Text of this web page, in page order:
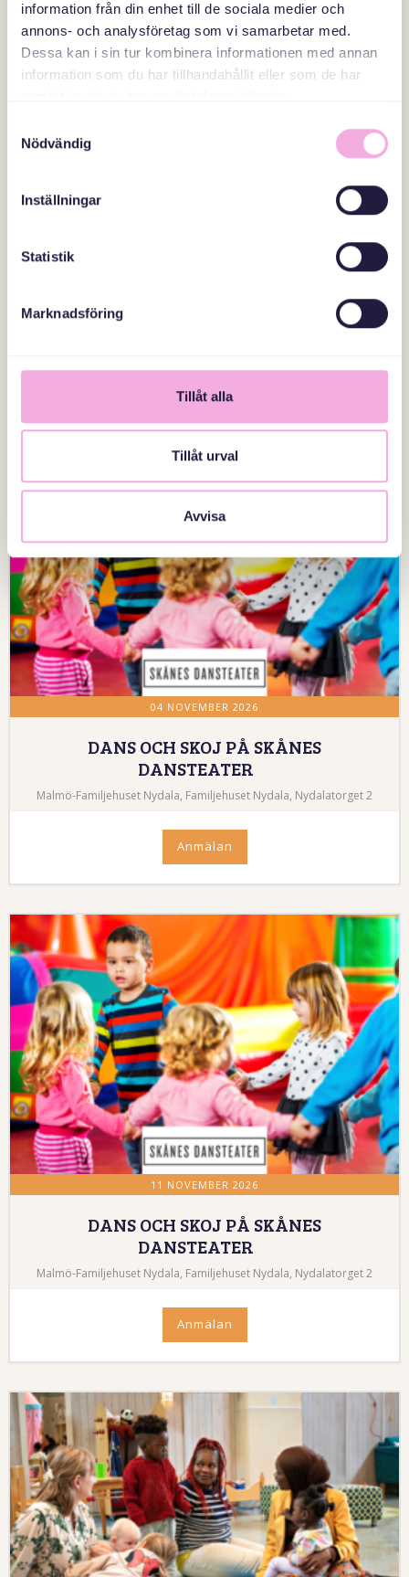
information från din enhet till de sociala medier och
annons- och analysföretag som vi samarbetar med.
Dessa kan i sin tur kombinera informationen med annan
information som du har tillhandahållit eller som de har
Nödvändig
Inställningar
Statistik
Marknadsföring
Tillåt alla
Tillåt urval
Avvisa
GLÄDJE OCH GEMENSKAP I NYDALA
Malmö-Familjehuset Nydala, Familjehuset Nydala, Nydalatorget 2
Anmälan
04 NOVEMBER 2026
DANS OCH SKOJ PÅ SKÅNES
DANSTEATER
Malmö-Familjehuset Nydala, Familjehuset Nydala, Nydalatorget 2
Anmälan
11 NOVEMBER 2026
DANS OCH SKOJ PÅ SKÅNES
DANSTEATER
Malmö-Familjehuset Nydala, Familjehuset Nydala, Nydalatorget 2
Anmälan